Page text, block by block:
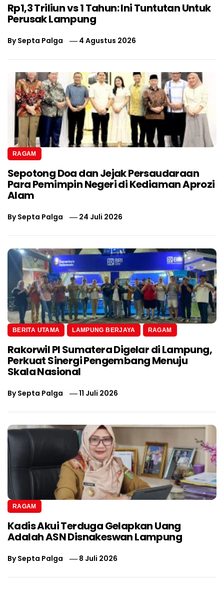
Rp1,3 Triliun vs 1 Tahun: Ini Tuntutan Untuk
Perusak Lampung
BySepta Palga 4 Agustus 2026
RAGAM
Sepotong Doa dan Jejak Persaudaraan
Para Pemimpin Negeri di Kediaman Aprozi
Alam
BySepta Palga 24 Juli 2026
BERITA UTAMA LAMPUNG BERJAYA RAGAM
Rakorwil PI Sumatera Digelar di Lampung,
Perkuat Sinergi Pengembang Menuju
Skala Nasional
BySepta Palga 11 Juli 2026
RAGAM
Kadis Akui Terduga Gelapkan Uang
Adalah ASN Disnakeswan Lampung
BySepta Palga 8 Juli 2026